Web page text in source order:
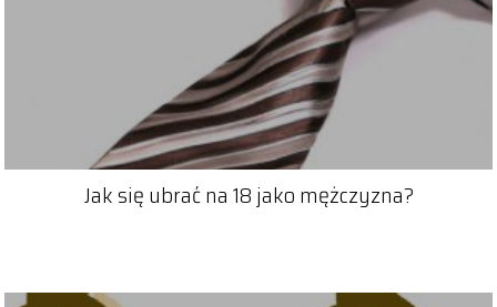
Jak się ubrać na 18 jako mężczyzna?